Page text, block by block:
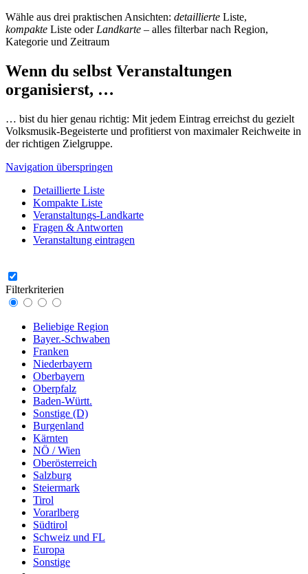
Wähle aus drei praktischen Ansichten: detaillierte Liste,
kompakte Liste oder Landkarte – alles filterbar nach Region,
Kategorie und Zeitraum
Wenn du selbst Veranstaltungen
organisierst, …
… bist du hier genau richtig: Mit jedem Eintrag erreichst du gezielt
Volksmusik-Begeisterte und profitierst von maximaler Reichweite in
der richtigen Zielgruppe.
Navigation überspringen
Detaillierte Liste
Kompakte Liste
Veranstaltungs-Landkarte
Fragen & Antworten
Veranstaltung eintragen
Filterkriterien
Beliebige Region
Bayer.-Schwaben
Franken
Niederbayern
Oberbayern
Oberpfalz
Baden-Württ.
Sonstige (D)
Burgenland
Kärnten
NÖ / Wien
Oberösterreich
Salzburg
Steiermark
Tirol
Vorarlberg
Südtirol
Schweiz und FL
Europa
Sonstige